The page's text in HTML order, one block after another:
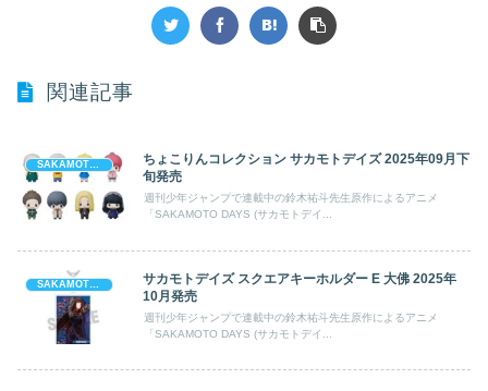
関連記事
SAKAMOTO DAYS (サカモト デイズ)
ちょこりんコレクション サカモトデイズ 2025年09月下
旬発売
週刊少年ジャンプで連載中の鈴木祐斗先生原作によるアニメ
「SAKAMOTO DAYS (サカモトデイ...
SAKAMOTO DAYS (サカモト デイズ)
サカモトデイズ スクエアキーホルダー E 大佛 2025年
10月発売
週刊少年ジャンプで連載中の鈴木祐斗先生原作によるアニメ
「SAKAMOTO DAYS (サカモトデイ...